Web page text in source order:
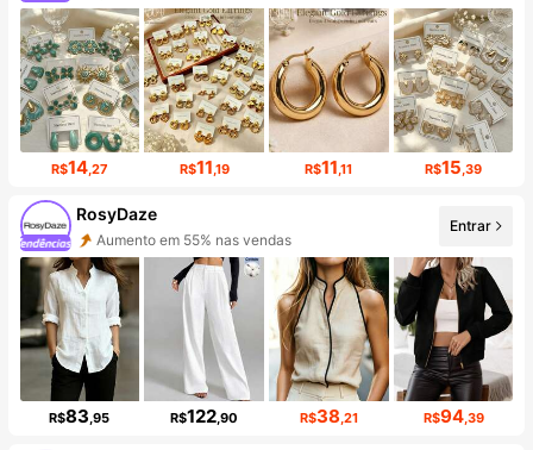
Aumento de seguidores em 117%
R$14,27 R$11,19 R$11,11 R$15,39
RosyDaze
Aumento em 55% nas vendas
Aumento de seguidores em 103%
Entrar
R$83,95 R$122,90 R$38,21 R$94,39